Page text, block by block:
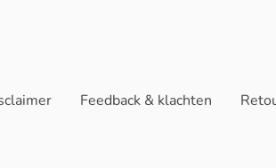
Feedback & klachten